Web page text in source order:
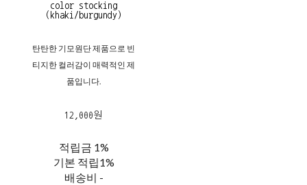
color stocking
(khaki/burgundy)
탄탄한 기모원단 제품으로 빈
티지한 컬러감이 매력적인 제
품입니다.
12,000원
적립금 1%
기본 적립1%
배송비 -